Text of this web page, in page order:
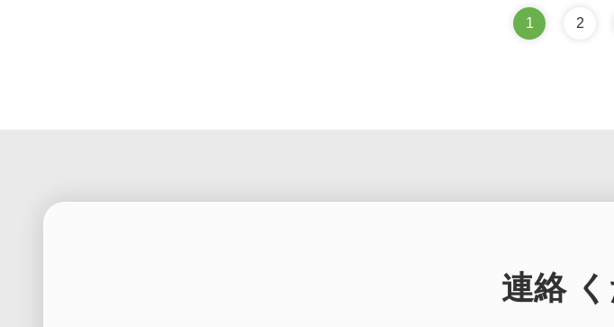
との接続を容易にする.そして
転送されるトラフィックを処
1 2
連絡